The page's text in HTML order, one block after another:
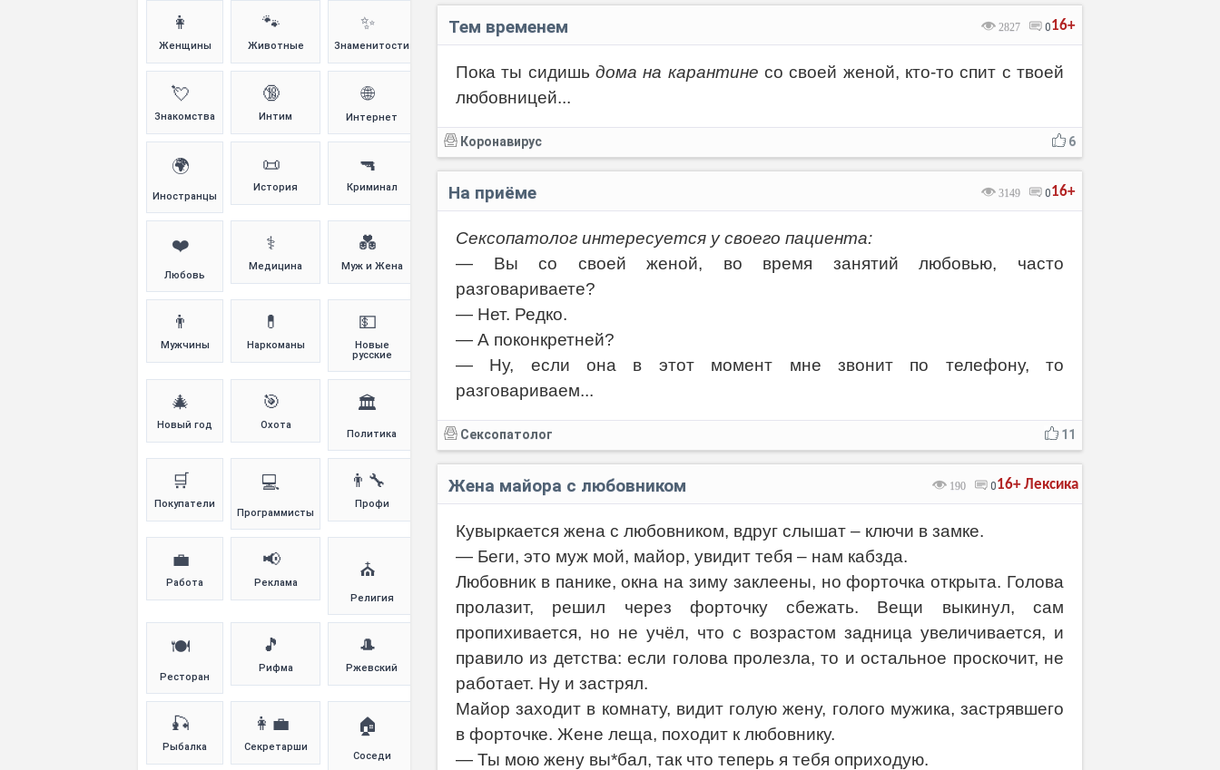
16+
2827 0
Тем временем
Пока ты сидишь дома на карантине со своей женой, кто-то спит с твоей
любовницей...
6
Коронавирус
16+
3149 0
На приёме
Сексопатолог интересуется у своего пациента:
— Вы со своей женой, во время занятий любовью, часто
разговариваете?
— Нет. Редко.
— А поконкретней?
— Ну, если она в этот момент мне звонит по телефону, то
разговариваем...
11
Сексопатолог
Лексика
16+
190 0
Жена майора с любовником
Кувыркается жена с любовником, вдруг слышат – ключи в замке.
— Беги, это муж мой, майор, увидит тебя – нам кабзда.
Любовник в панике, окна на зиму заклеены, но форточка открыта. Голова
пролазит, решил через форточку сбежать. Вещи выкинул, сам
пропихивается, но не учёл, что с возрастом задница увеличивается, и
правило из детства: если голова пролезла, то и остальное проскочит, не
работает. Ну и застрял.
Майор заходит в комнату, видит голую жену, голого мужика, застрявшего
в форточке. Жене леща, походит к любовнику.
— Ты мою жену вы*бал, так что теперь я тебя оприходую.
👩
Женщины
🐾
Животные
✨
Знаменитости
💘
Знакомства
🔞
Интим
🌐
Интернет
🌍
Иностранцы
📜
История
🔫
Криминал
❤️
Любовь
⚕️
Медицина
💑
Муж и Жена
👨
Мужчины
💊
Наркоманы
💵
Новые
русские
🎄
Новый год
🎯
Охота
🏛️
Политика
🛒
Покупатели
💻
Программисты
👨‍🔧
Профи
💼
Работа
📢
Реклама
⛪
Религия
🍽️
Ресторан
🎵
Рифма
🎩
Ржевский
🎣
Рыбалка
👩‍💼
Секретарши
🏠
Соседи